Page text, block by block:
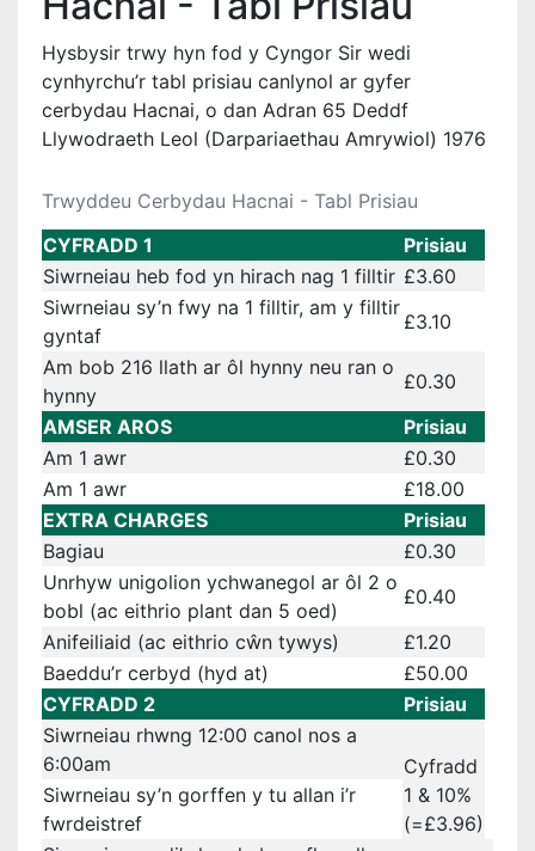
Hysbysir trwy hyn fod y Cyngor Sir wedi
cynhyrchu’r tabl prisiau canlynol ar gyfer
cerbydau Hacnai, o dan Adran 65 Deddf
Llywodraeth Leol (Darpariaethau Amrywiol) 1976
Trwyddeu Cerbydau Hacnai - Tabl Prisiau
CYFRADD 1
Prisiau
Siwrneiau heb fod yn hirach nag 1 filltir £3.60
Siwrneiau sy’n fwy na 1 filltir, am y filltir
gyntaf
£3.10
Am bob 216 llath ar ôl hynny neu ran o
hynny
£0.30
AMSER AROS
Prisiau
Am 1 awr
£0.30
Am 1 awr
£18.00
EXTRA CHARGES
Prisiau
Bagiau
£0.30
Unrhyw unigolion ychwanegol ar ôl 2 o
bobl (ac eithrio plant dan 5 oed)
£0.40
Anifeiliaid (ac eithrio cŵn tywys)
£1.20
Baeddu’r cerbyd (hyd at)
£50.00
CYFRADD 2
Prisiau
Siwrneiau rhwng 12:00 canol nos a
6:00am
Cyfradd
1 & 10%
(=£3.96)
Siwrneiau sy’n gorffen y tu allan i’r
fwrdeistref